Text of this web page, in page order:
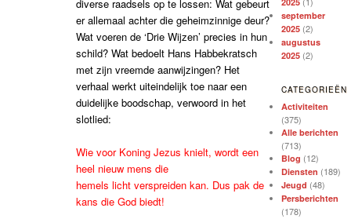
diverse raadsels op te lossen: Wat gebeurt
er allemaal achter die geheimzinnige deur?
Wat voeren de ‘Drie Wijzen’ precies in hun
schild? Wat bedoelt Hans Habbekratsch
met zijn vreemde aanwijzingen? Het
verhaal werkt uiteindelijk toe naar een
duidelijke boodschap, verwoord in het
slotlied:
Wie voor Koning Jezus knielt, wordt een
heel nieuw mens die
hemels licht verspreiden kan. Dus pak de
kans die God biedt!
september
2025 (2)
augustus
2025 (2)
CATEGORIEËN
Activiteiten
(375)
Alle berichten
(713)
Blog (12)
Diensten (189)
Jeugd (48)
Persberichten
(178)